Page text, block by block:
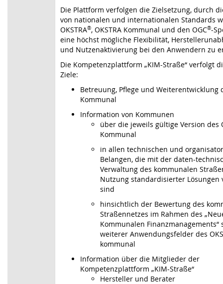
Die Plattform verfolgen die Zielsetzung, durch
von nationalen und internationalen Standards
OKSTRA®, OKSTRA Kommunal und den OGC®-
eine höchst mögliche Flexibilität,
und Nutzenaktivierung bei den Anwendern zu
Die Kompetenzplattform „KIM-Straße“ verfolgt
Ziele:
Betreuung, Pflege und Weiterentwicklung
Kommunal
Information von Kommunen
über die jeweils gültige Version des
Kommunal
in allen technischen und
Belangen, die mit der daten-
Verwaltung des kommunalen
Nutzung standardisierter Lösungen
sind
hinsichtlich der Bewertung des
Straßennetzes im Rahmen des
Kommunalen Finanzmanagements“
weiterer Anwendungsfelder des
kommunal
Information über die Mitglieder der
Kompetenzplattform „KIM-Straße“
Hersteller und Berater